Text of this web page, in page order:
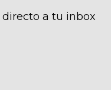
directo a tu inbox